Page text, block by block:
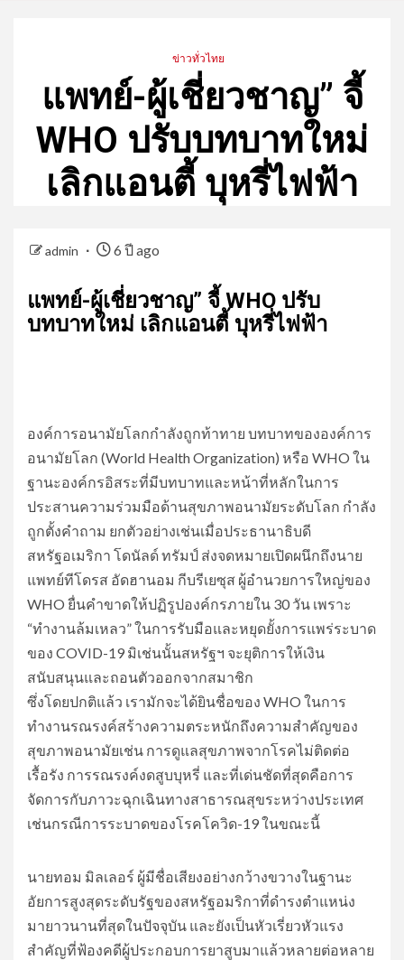
ข่าวทั่วไทย
แพทย์-ผู้เชี่ยวชาญ” จี้
WHO ปรับบทบาทใหม่
เลิกแอนตี้ บุหรี่ไฟฟ้า
admin 6 ปี ago
แพทย์-ผู้เชี่ยวชาญ” จี้ WHO ปรับ
บทบาทใหม่ เลิกแอนตี้ บุหรี่ไฟฟ้า
องค์การอนามัยโลกกำลังถูกท้าทาย ​บทบาทขององค์การ
อนามัยโลก (World Health Organization) หรือ WHO ใน
ฐานะองค์กรอิสระที่มีบทบาทและหน้าที่หลักในการ
ประสานความร่วมมือด้านสุขภาพอนามัยระดับโลก กำลัง
ถูกตั้งคำถาม ยกตัวอย่างเช่นเมื่อประธานาธิบดี
สหรัฐอเมริกา โดนัลด์ ทรัมป์ ส่งจดหมายเปิดผนึกถึงนาย
แพทย์ทีโดรส อัดฮานอม กีบรีเยซุส ผู้อำนวยการใหญ่ของ
WHO ยื่นคำขาดให้ปฏิรูปองค์กรภายใน 30 วัน เพราะ
“ทำงานล้มเหลว” ในการรับมือและหยุดยั้งการแพร่ระบาด
ของ COVID-19 มิเช่นนั้นสหรัฐฯ จะยุติการให้เงิน
สนับสนุนและถอนตัวออกจากสมาชิก
ซึ่งโดยปกติแล้ว เรามักจะได้ยินชื่อของ WHO ในการ
ทำงานรณรงค์สร้างความตระหนักถึงความสำคัญของ
สุขภาพอนามัยเช่น การดูแลสุขภาพจากโรคไม่ติดต่อ
เรื้อรัง การรณรงค์งดสูบบุหรี่ และที่เด่นชัดที่สุดคือการ
จัดการกับภาวะฉุกเฉินทางสาธารณสุขระหว่างประเทศ
เช่นกรณีการระบาดของโรคโควิด-19 ในขณะนี้
​นายทอม มิลเลอร์ ผู้มีชื่อเสียงอย่างกว้างขวางในฐานะ
อัยการสูงสุดระดับรัฐของสหรัฐอมริกาที่ดำรงตำแหน่ง
มายาวนานที่สุดในปัจจุบัน และยังเป็นหัวเรี่ยวหัวแรง
สำคัญที่ฟ้องคดีผู้ประกอบการยาสูบมาแล้วหลายต่อหลาย